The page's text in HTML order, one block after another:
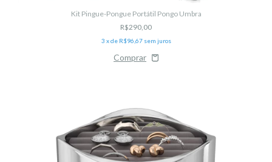
Kit Pingue-Pongue Portátil Pongo Umbra
R$290,00
3 x de R$96,67 sem juros